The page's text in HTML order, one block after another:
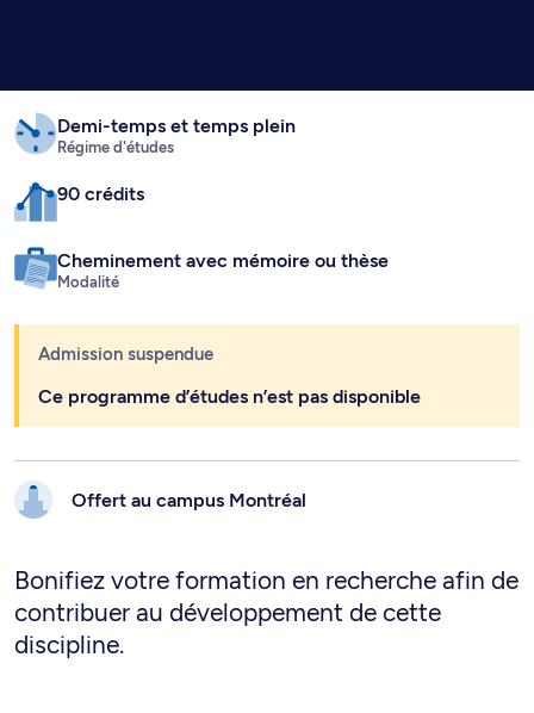
Demi-temps et temps plein
Régime d'études
90 crédits
Cheminement avec mémoire ou thèse
Modalité
Admission suspendue
Ce programme d’études n’est pas disponible
Offert au campus Montréal
Bonifiez votre formation en recherche afin de
contribuer au développement de cette
discipline.